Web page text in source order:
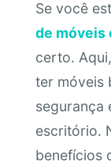
Se você
de móveis
certo.
ter móveis
segurança
escritório.
benefícios